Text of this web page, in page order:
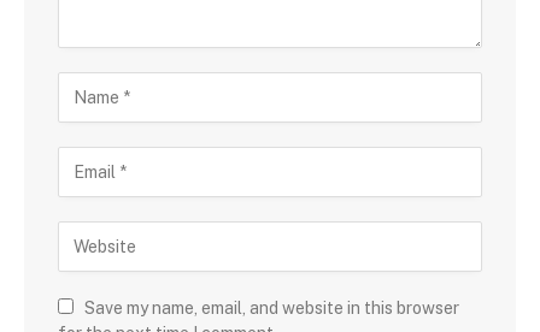
Save my name, email, and website in this browser